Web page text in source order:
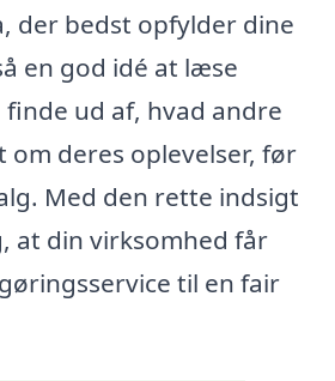
der bedst opfylder dine
en god idé at læse
ud af, hvad andre
om deres oplevelser, før
Med den rette indsigt
at din virksomhed får
til en fair